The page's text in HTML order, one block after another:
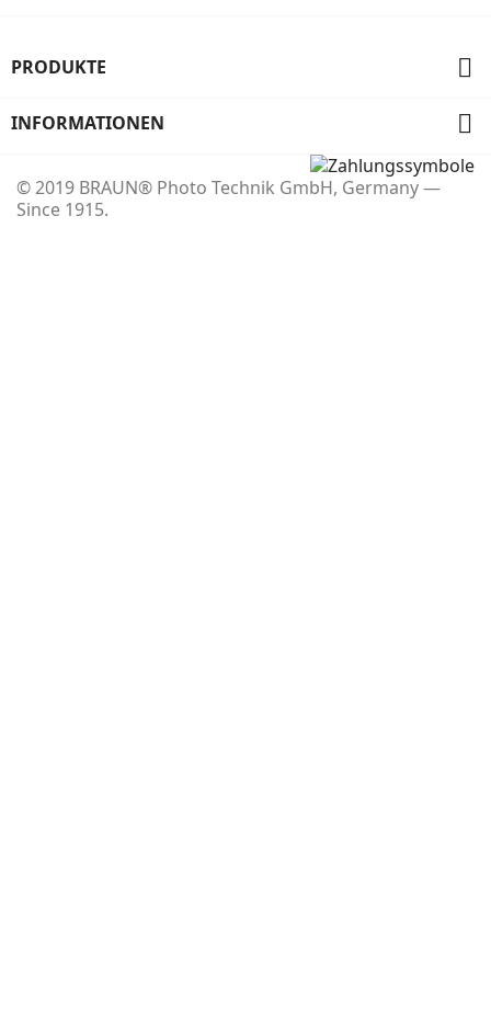
PRODUKTE 
INFORMATIONEN 
© 2019 BRAUN® Photo Technik GmbH, Germany —
Since 1915.